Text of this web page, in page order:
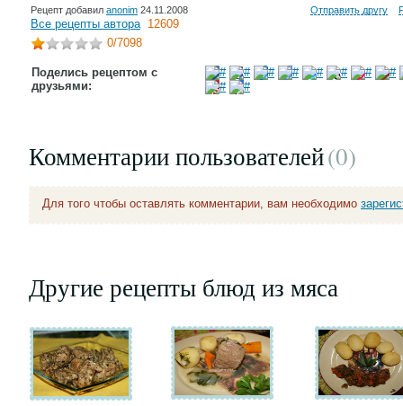
Рецепт добавил anonim 24.11.2008 Отправить другу
Все рецепты автора 12609
0/7098
Поделись рецептом с
друзьями:
Комментарии пользователей(0)
Для того чтобы оставлять комментарии, вам необходимо
Другие рецепты блюд из мяса